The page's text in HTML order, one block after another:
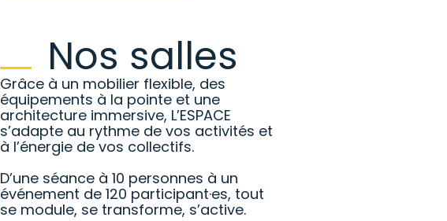
Nos salles
Grâce à un mobilier flexible, des
équipements à la pointe et une
architecture immersive, L’ESPACE
s’adapte au rythme de vos activités et
à l’énergie de vos collectifs.
D’une séance à 10 personnes à un
événement de 120 participant·es, tout
se module, se transforme, s’active.